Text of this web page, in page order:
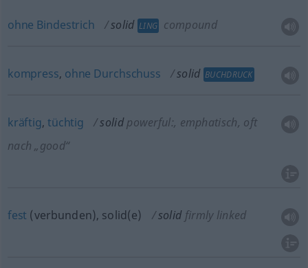
ohne Bindestrich solid LING compound
kompress, ohne Durchschuss solid BUCHDRUCK
kräftig,tüchtig solid powerful:, emphatisch, oft
nach „good“
fest (verbunden), solid(e) solid firmly linked